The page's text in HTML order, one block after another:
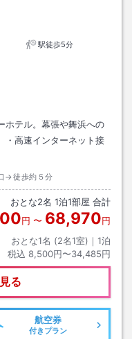
駅徒歩5分
ホテル。幕張や舞浜への
・高速インターネット接
→徒歩約５分
おとな2名 1泊1部屋 合計
円 〜 68,970円
おとな1名 (2名1室)｜ 1泊
税込 8,500円〜34,485円
る
航空券
付きプラン